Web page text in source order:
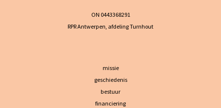
ON 0443368291
RPR Antwerpen, afdeling Turnhout
missie
geschiedenis
bestuur
financiering